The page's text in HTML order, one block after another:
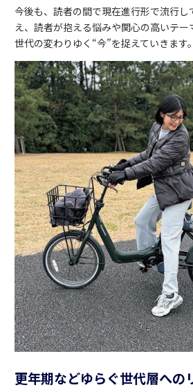
今後も、読者の間で現在進行形で流行
え、読者が抱える悩みや関心の高いテ
世代の変わりゆく“今”を捉えていきます
更年期などゆらぐ世代層への